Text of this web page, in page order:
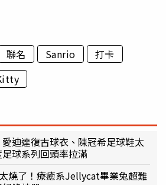
聯名 Sanrio
打卡
迪達復古球衣、陳冠希足球鞋太
球系列回頭率拉滿
燒了！療癒系Jellycat畢業兔超難